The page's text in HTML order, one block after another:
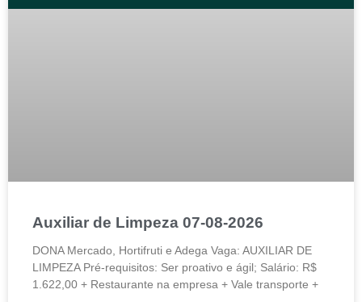
Auxiliar de Limpeza 07-08-2026
DONA Mercado, Hortifruti e Adega Vaga: AUXILIAR DE
LIMPEZA Pré-requisitos: Ser proativo e ágil; Salário: R$
1.622,00 + Restaurante na empresa + Vale transporte +